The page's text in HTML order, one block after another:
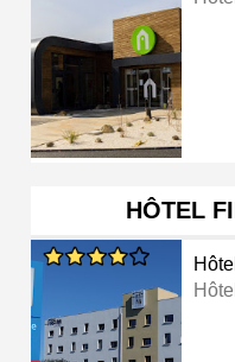
HÔTEL
Hôtel
Hôtel